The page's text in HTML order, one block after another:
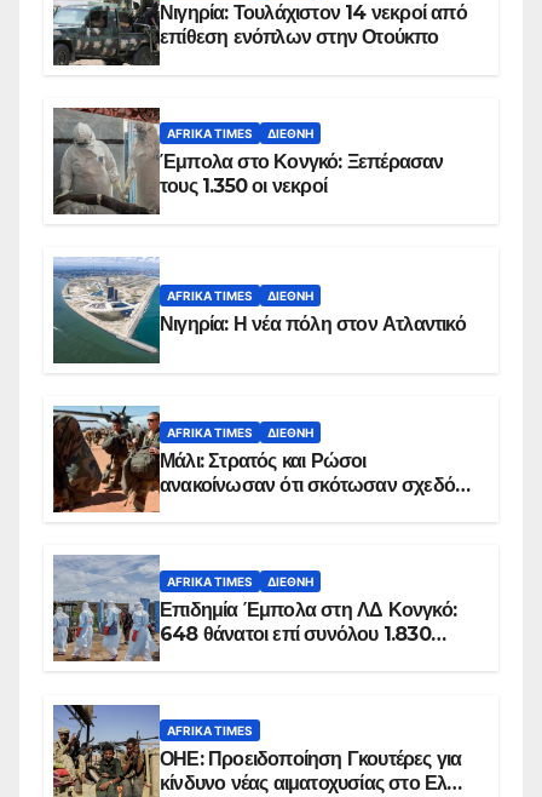
Νιγηρία: Τουλάχιστον 14 νεκροί από
επίθεση ενόπλων στην Οτούκπο
AFRIKA TIMES ΔΙΕΘΝΉ
Έμπολα στο Κονγκό: Ξεπέρασαν
τους 1.350 οι νεκροί
AFRIKA TIMES ΔΙΕΘΝΉ
Νιγηρία: Η νέα πόλη στον Ατλαντικό
AFRIKA TIMES ΔΙΕΘΝΉ
Μάλι: Στρατός και Ρώσοι
ανακοίνωσαν ότι σκότωσαν σχεδόν
AFRIKA TIMES ΔΙΕΘΝΉ
Επιδημία Έμπολα στη ΛΔ Κονγκό:
648 θάνατοι επί συνόλου 1.830
AFRIKA TIMES
ΟΗΕ: Προειδοποίηση Γκουτέρες για
κίνδυνο νέας αιματοχυσίας στο Ελ